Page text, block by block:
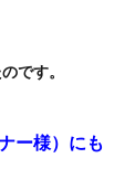
です。
ー様）にも